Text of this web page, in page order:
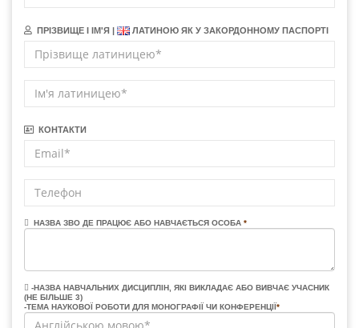
ПРІЗВИЩЕ І ІМ'Я | ЛАТИНОЮ ЯК У ЗАКОРДОННОМУ ПАСПОРТІ
КОНТАКТИ
НАЗВА ЗВО ДЕ ПРАЦЮЄ АБО НАВЧАЄТЬСЯ ОСОБА *
-НАЗВА НАВЧАЛЬНИХ ДИСЦИПЛІН, ЯКІ ВИКЛАДАЄ АБО ВИВЧАЄ УЧАСНИК
(НЕ БІЛЬШЕ 3)
-ТЕМА НАУКОВОЇ РОБОТИ ДЛЯ МОНОГРАФІЇ ЧИ КОНФЕРЕНЦІЇ*